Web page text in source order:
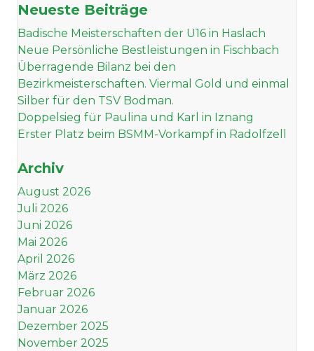
Neueste Beiträge
Badische Meisterschaften der U16 in Haslach
Neue Persönliche Bestleistungen in Fischbach
Überragende Bilanz bei den
Bezirkmeisterschaften. Viermal Gold und einmal
Silber für den TSV Bodman.
Doppelsieg für Paulina und Karl in Iznang
Erster Platz beim BSMM-Vorkampf in Radolfzell
Archiv
August 2026
Juli 2026
Juni 2026
Mai 2026
April 2026
März 2026
Februar 2026
Januar 2026
Dezember 2025
November 2025